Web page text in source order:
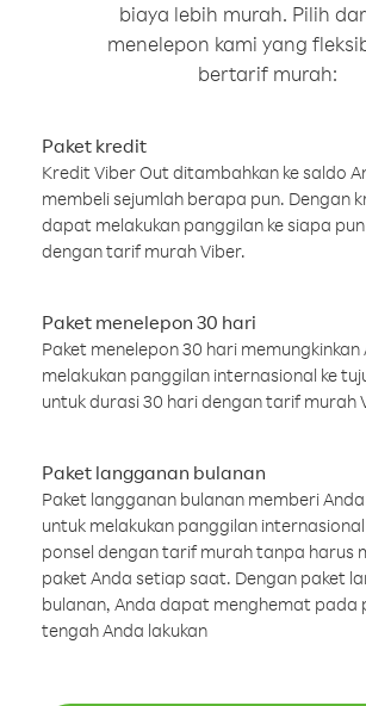
biaya lebih murah. Pilih
menelepon kami yang
bertarif murah:
Paket kredit
Kredit Viber Out ditambahkan ke saldo
membeli sejumlah berapa pun. Dengan
dapat melakukan panggilan ke siapa
dengan tarif murah Viber.
Paket menelepon 30 hari
Paket menelepon 30 hari memungkinkan
melakukan panggilan internasional ke
untuk durasi 30 hari dengan tarif murah
Paket langganan bulanan
Paket langganan bulanan memberi
untuk melakukan panggilan
ponsel dengan tarif murah tanpa harus
paket Anda setiap saat. Dengan paket
bulanan, Anda dapat menghemat pada
tengah Anda lakukan